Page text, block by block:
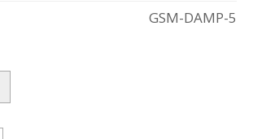
GSM-DAMP-5